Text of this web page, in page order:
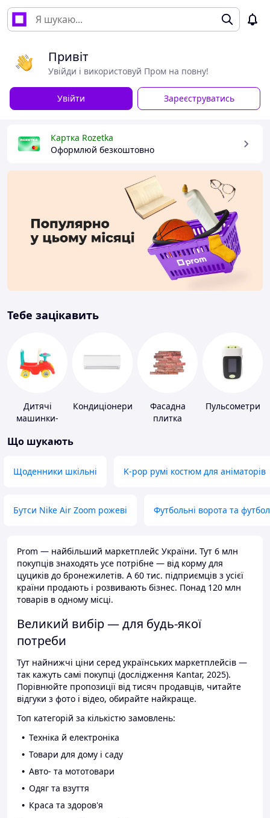
Привіт
Увійди і використовуй Пром на повну!
Увійти Зареєструватись
Картка Rozetka
Оформлюй безкоштовно
Тебе зацікавить
Дитячі
машинки-
Кондиціонери
Фасадна
плитка
Пульсометри
Що шукають
Щоденники шкільні K-pop румі костюм для аніматорів
Бутси Nike Air Zoom рожеві Футбольні ворота та
Prom — найбільший маркетплейс України. Тут 6 млн
покупців знаходять усе потрібне — від корму для
цуциків до бронежилетів. А 60 тис. підприємців з усієї
країни продають і розвивають бізнес. Понад 120 млн
товарів в одному місці.
Великий вибір — для будь-якої
потреби
Тут найнижчі ціни серед українських маркетплейсів —
так кажуть самі покупці (дослідження Kantar, 2025).
Порівнюйте пропозиції від тисяч продавців, читайте
відгуки з фото і відео, обирайте найкраще.
Топ категорій за кількістю замовлень:
Техніка й електроніка
Товари для дому і саду
Авто- та мототовари
Одяг та взуття
Краса та здоров'я